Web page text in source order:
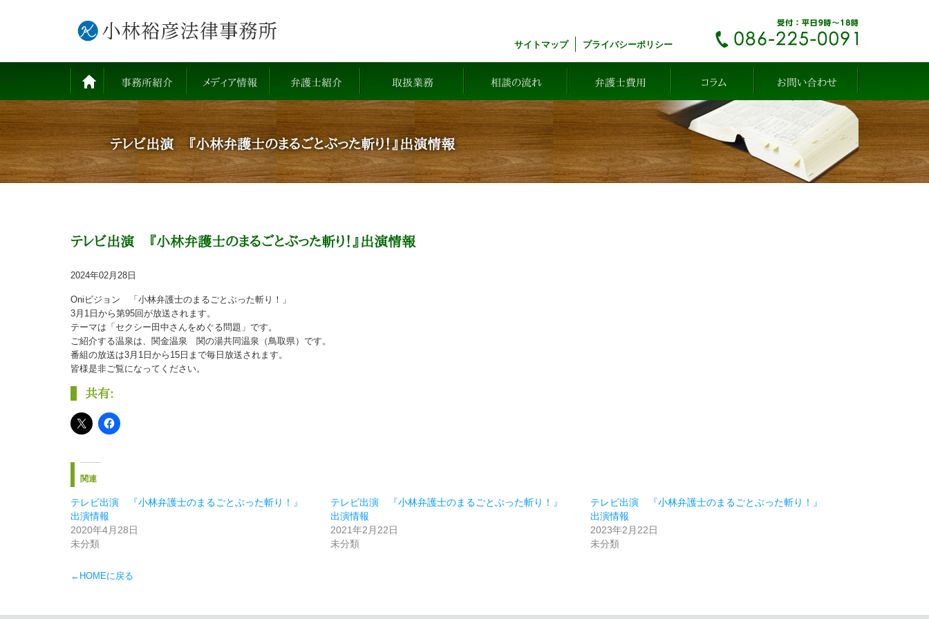
サイトマップ プライバシーポリシー
事務所紹介 メディア情報 弁護士紹介 取扱業務 相談の流れ 弁護士費用 コラム お問い合わせ
テレビ出演 『小林弁護士のまるごとぶった斬り！』出演情報
テレビ出演 『小林弁護士のまるごとぶった斬り！』出演情報
2024年02月28日
Oniビジョン 「小林弁護士のまるごとぶった斬り！」
3月1日から第95回が放送されます。
テーマは「セクシー田中さんをめぐる問題」です。
ご紹介する温泉は、関金温泉 関の湯共同温泉（鳥取県）です。
番組の放送は3月1日から15日まで毎日放送されます。
皆様是非ご覧になってください。
共有:
関連
テレビ出演 『小林弁護士のまるごとぶった斬り！』
出演情報
2020年4月28日
未分類
テレビ出演 『小林弁護士のまるごとぶった斬り！』
出演情報
2021年2月22日
未分類
テレビ出演 『小林弁護士のまるごとぶった斬り！』
出演情報
2023年2月22日
未分類
←HOMEに戻る